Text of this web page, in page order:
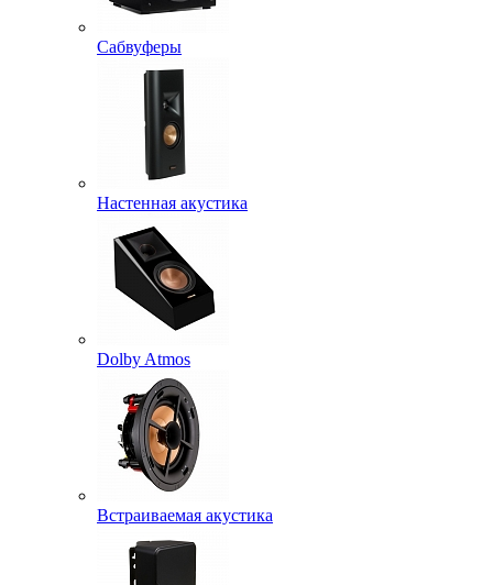
Сабвуферы
Настенная акустика
Dolby Atmos
Встраиваемая акустика